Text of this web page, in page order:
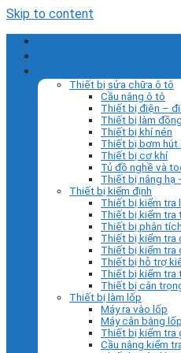
Skip to content
Thiết bị sửa chữa ô tô
Cầu nâng ô tô
Thiết bị điện –
Thiết bị làm
Thiết bị khí nén
Thiết bị bơm hút
Thiết bị cơ khí
Tủ đồ nghề và
Thiết bị nâng hạ
Thiết bị kiểm định
Thiết bị kiểm tra
Thiết bị kiểm tra
Thiết bị phân
Thiết bị kiểm tra
Thiết bị kiểm tra
Thiết bị hỗ trợ
Thiết bị kiểm tra
Thiết bị cân
Thiết bị làm lốp
Máy ra vào lốp
Máy cân bằng lốp
Thiết bị kiểm tra
Cầu nâng kiểm